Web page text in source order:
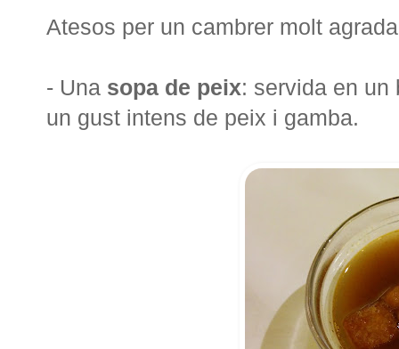
Atesos per un cambrer molt
- Una sopa de peix: servida en un
un gust intens de peix i gamba.